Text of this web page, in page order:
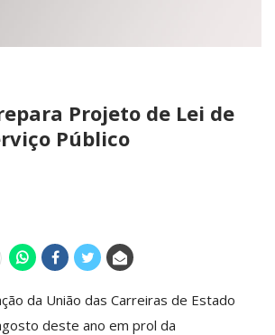
Projeto de Lei de
Público
da União das Carreiras de Estado
deste ano em prol da